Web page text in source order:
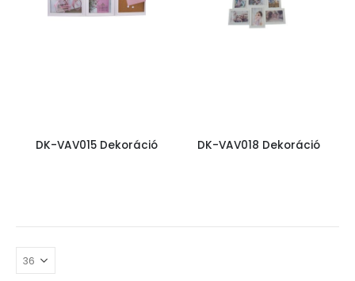
DK-VAV015 Dekoráció DK-VAV018 Dekoráció